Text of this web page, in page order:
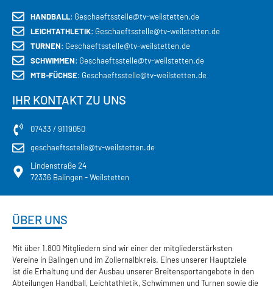
HANDBALL: Geschaeftsstelle@tv-weilstetten.de
LEICHTATHLETIK: Geschaeftsstelle@tv-weilstetten.de
TURNEN: Geschaeftsstelle@tv-weilstetten.de
SCHWIMMEN: Geschaeftsstelle@tv-weilstetten.de
MTB-FÜCHSE: Geschaeftsstelle@tv-weilstetten.de
IHR KONTAKT ZU UNS
07433 / 9119050
geschaeftsstelle@tv-weilstetten.de
Lindenstraße 24
72336 Balingen - Weilstetten
ÜBER UNS
Mit über 1.800 Mitgliedern sind wir einer der mitgliederstärksten
Vereine in Balingen und im Zollernalbkreis. Eines unserer Hauptziele
ist die Erhaltung und der Ausbau unserer Breitensportangebote in den
Abteilungen Handball, Leichtathletik, Schwimmen und Turnen sowie die